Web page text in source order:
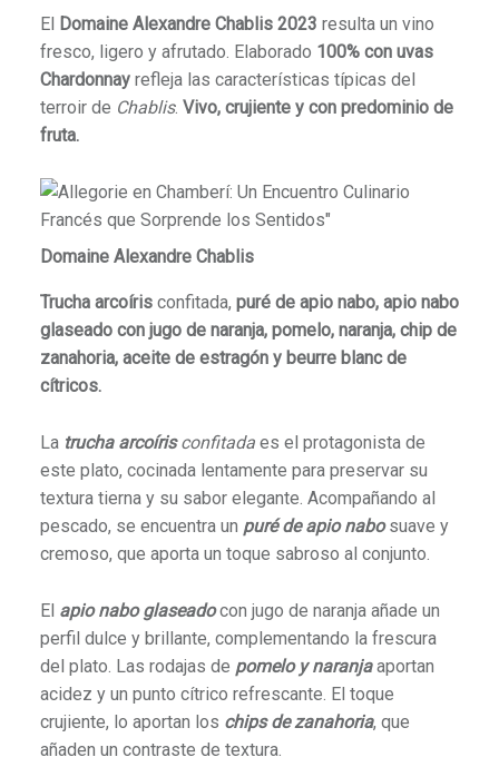
El Domaine Alexandre Chablis 2023 resulta un vino
fresco, ligero y afrutado. Elaborado 100% con uvas
Chardonnay refleja las características típicas del
terroir de Chablis. Vivo, crujiente y con predominio de
fruta.
Domaine Alexandre Chablis
Trucha arcoírisconfitada, puré de apio nabo, apio nabo
glaseado con jugo de naranja, pomelo, naranja, chip de
zanahoria, aceite de estragón y beurre blanc de
cítricos.
La trucha arcoírisconfitadaes el protagonista de
este plato, cocinada lentamente para preservar su
textura tierna y su sabor elegante. Acompañando al
pescado, se encuentra un puré de apio nabosuave y
cremoso, que aporta un toque sabroso al conjunto.
El apio nabo glaseadocon jugo de naranja añade un
perfil dulce y brillante, complementando la frescura
del plato. Las rodajas de pomelo y naranjaaportan
acidez y un punto cítrico refrescante. El toque
crujiente, lo aportan los chips de zanahoria, que
añaden un contraste de textura.